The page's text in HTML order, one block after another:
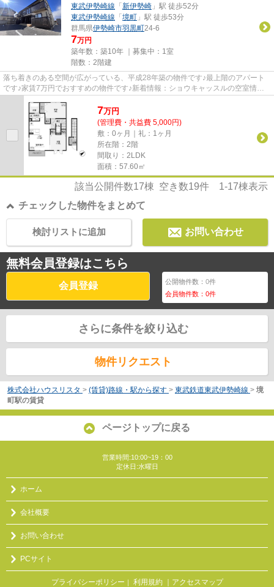
東武伊勢崎線 「 新伊勢崎 」駅 徒歩52分
東武伊勢崎線 「 境町 」駅 徒歩53分
群馬県伊勢崎市羽黒町24-6
7万円
築年数：築10年 ｜募集中： 1室
階数：2階建
落ち着きのある空間が広がっている、平成28年築の物件です♪最上階のアパート
です♪家賃7万円でおすすめの物件です♪新着情報：ショウキャッスルの空室情報
7万円
(管理費・共益費 5,000円)
敷：0ヶ月｜礼：1ヶ月
所在階：2階
間取り：2LDK
面積：57.60㎡
該当公開件数17棟 空き数19件 1-17棟表示
チェックした物件をまとめて
お問い合わせ
検討リストに追加
無料会員登録はこちら
会員登録 公開物件数：0件
会員物件数：0件
さらに条件を絞り込む
物件リクエスト
株式会社ハウスリスタ > (賃貸)路線・駅から探す > 東武鉄道東武伊勢崎線 > 境
町駅の賃貸
ページトップに戻る
営業時間:10:00~19：00
定休日:水曜日
ホーム
会社概要
お問い合わせ
PCサイト
プライバシーポリシー ｜ 利用規約 ｜アクセスマップ